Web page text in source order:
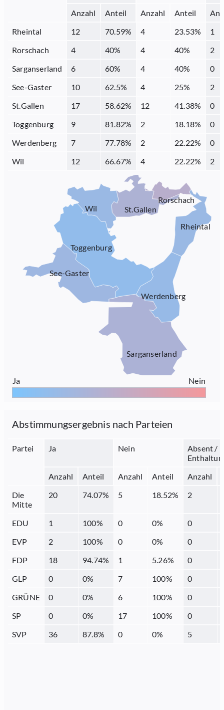
Anzahl
Anteil Anzahl Anteil
Rheintal
12 70.59% 4 23.53%
1
Rorschach
4 40% 4 40%
2
Sarganserland
6 60% 4 40%
0
See-Gaster
10 62.5% 4 25%
2
St.Gallen
17 58.62% 12 41.38%
0
Toggenburg
9 81.82% 2 18.18%
0
Werdenberg
7 77.78% 2 22.22%
0
Wil
12 66.67% 4 22.22% 2
Wil
Toggenburg
See-Gaster
Sarganserland
Werdenberg
Rheintal
Rorschach
St.Gallen
Ja Nein
Abstimmungsergebnis nach Parteien
Partei Ja Nein
Absent /
Anzahl
Anteil Anzahl Anteil Anzahl
Die
Mitte
20 74.07% 5 18.52% 2
EDU 1 100% 0 0% 0
EVP
2 100% 0 0% 0
FDP
18 94.74% 1 5.26% 0
GLP
0 0% 7 100% 0
GRÜNE
0 0% 6 100% 0
SP
0 0% 17 100% 0
SVP
36 87.8% 0 0% 5